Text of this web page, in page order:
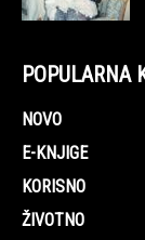
POPULARNA
NOVO
E-KNJIGE
KORISNO
ŽIVOTNO